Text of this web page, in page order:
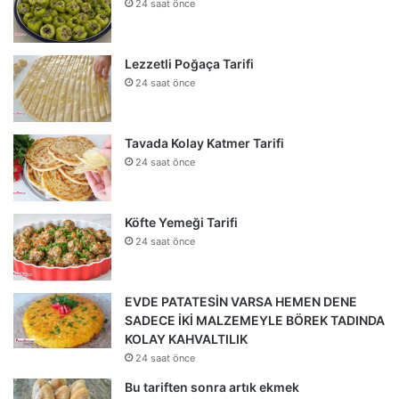
24 saat önce
Lezzetli Poğaça Tarifi
24 saat önce
Tavada Kolay Katmer Tarifi
24 saat önce
Köfte Yemeği Tarifi
24 saat önce
EVDE PATATESİN VARSA HEMEN DENE
SADECE İKİ MALZEMEYLE BÖREK TADINDA
KOLAY KAHVALTILIK
24 saat önce
Bu tariften sonra artık ekmek